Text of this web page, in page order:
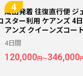
成田発着 往復直行便 ジ
スター利用 ケアンズ 4
アンズ クイーンズコー
4日間
120,000 円～346,000